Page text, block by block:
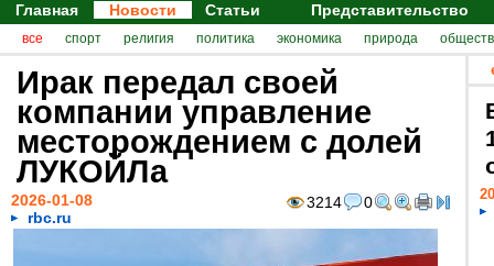
Главная Новости Статьи Представительство
все спорт религия политика экономика природа
Ирак передал своей
компании управление
месторождением с долей
ЛУКОЙЛа
3214 0
2026-01-08
rbc.ru